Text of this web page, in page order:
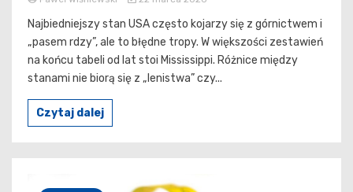
Najbiedniejszy stan USA często kojarzy się z górnictwem i
„pasem rdzy”, ale to błędne tropy. W większości zestawień
na końcu tabeli od lat stoi Mississippi. Różnice między
stanami nie biorą się z „lenistwa” czy...
Czytaj dalej